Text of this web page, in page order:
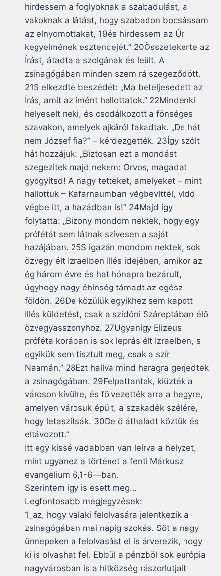
hirdessem a foglyoknak a szabadulást, a
vakoknak a látást, hogy szabadon bocsássam
az elnyomottakat, 19és hirdessem az Úr
kegyelmének esztendejét.” 20Összetekerte az
Írást, átadta a szolgának és leült. A
zsinagógában minden szem rá szegeződött.
21S elkezdte beszédét: „Ma beteljesedett az
Írás, amit az imént hallottatok.” 22Mindenki
helyeselt neki, és csodálkozott a fönséges
szavakon, amelyek ajkáról fakadtak. „De hát
nem József fia?” – kérdezgették. 23Így szólt
hát hozzájuk: „Biztosan ezt a mondást
szegezitek majd nekem: Orvos, magadat
gyógyítsd! A nagy tetteket, amelyeket – mint
hallottuk – Kafarnaumban végbevittél, vidd
végbe itt, a hazádban is!” 24Majd így
folytatta: „Bizony mondom nektek, hogy egy
prófétát sem látnak szívesen a saját
hazájában. 25S igazán mondom nektek, sok
özvegy élt Izraelben Illés idejében, amikor az
ég három évre és hat hónapra bezárult,
úgyhogy nagy éhínség támadt az egész
földön. 26De közülük egyikhez sem kapott
Illés küldetést, csak a szidóni Száreptában élő
özvegyasszonyhoz. 27Ugyanígy Elizeus
próféta korában is sok leprás élt Izraelben, s
egyikük sem tisztult meg, csak a szír
Naamán.” 28Ezt hallva mind haragra gerjedtek
a zsinagógában. 29Felpattantak, kiűzték a
városon kívülre, és fölvezették arra a hegyre,
amelyen városuk épült, a szakadék szélére,
hogy letaszítsák. 30De ő áthaladt köztük és
eltávozott.”
Itt egy kissé vadabban van leírva a helyzet,
mint ugyanez a történet a fenti Márkusz
evangelium 6,1-6—ban.
Szerintem igy is esett meg…
Legfontosabb megjegyzések:
1_az, hogy valaki felolvasára jelentkezik a
zsinagógában mai napig szokás. Söt a nagy
ünnepeken a felolvasást el is árverezik, hogy
ki is olvashat fel. Ebbül a pénzböl sok európia
nagyvárosban is a hitközség rászorlutjait